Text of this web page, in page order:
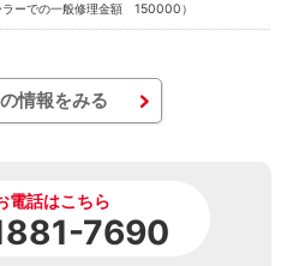
ラーでの一般修理金額 150000）
情報をみる
電話はこちら
7690